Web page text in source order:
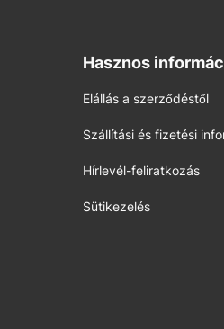
Hasznos
Elállás a szerződéstől
Szállítási és fizetési
Hírlevél-feliratkozás
Sütikezelés